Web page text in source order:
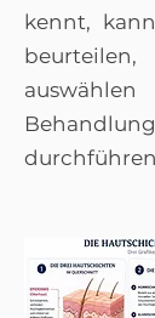
kennt,